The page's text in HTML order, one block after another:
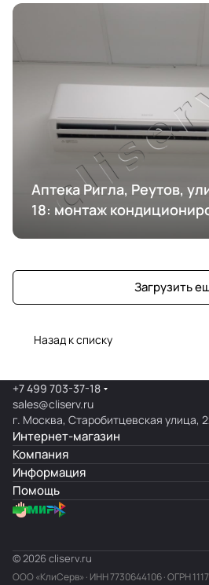
Аптека Ригла, Реутов,
18: монтаж
Загрузить
Назад к списку
+7 499 703-37-18
sales@cliserv.ru
г. Москва, Старобитцевская улица,
Интернет-магазин
Компания
Информация
Помощь
© 2026 cliserv.ru
ООО «КлиСерв» · ИНН7730644106· ОГРН